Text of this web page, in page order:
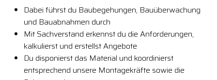
Dabei führst du Baubegehungen, Bauüberwachung
und Bauabnahmen durch
Mit Sachverstand erkennst du die Anforderungen,
kalkulierst und erstellst Angebote
Du disponierst das Material und koordinierst
entsprechend unsere Montagekräfte sowie die